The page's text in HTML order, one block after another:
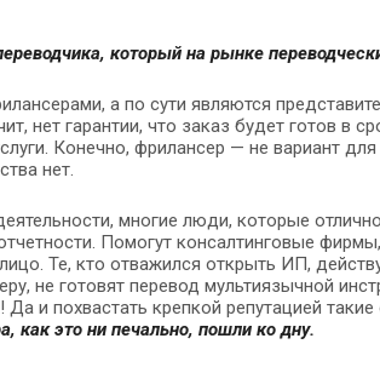
который на рынке
а по сути являются
нет гарантии, что заказ будет готов в
Конечно, фрилансер — не вариант
нет.
многие люди, которые
Помогут консалтинговые
Те, кто отважился открыть ИП,
не готовят перевод мультиязычной
и похвастать крепкой репутацией такие
как это ни печально, пошли ко дну.